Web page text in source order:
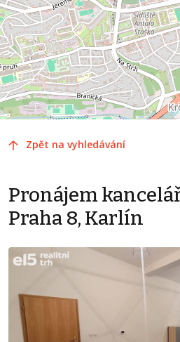
Zpět na vyhledávání
Pronájem
Praha 8, Karlín